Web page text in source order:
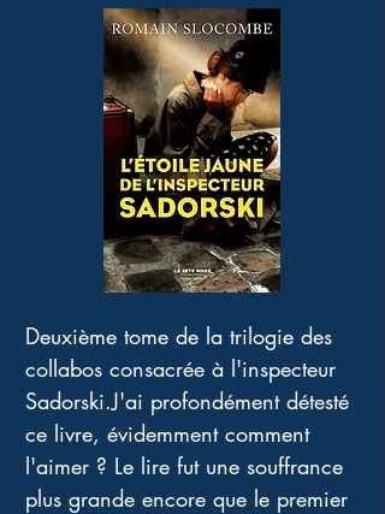
Deuxième tome de la trilogie des
collabos consacrée à l'inspecteur
Sadorski.J'ai profondément détesté
ce livre, évidemment comment
l'aimer ? Le lire fut une souffrance
plus grande encore que le premier